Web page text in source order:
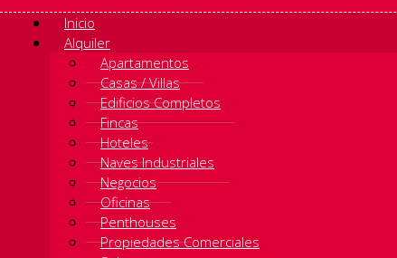
Inicio
Alquiler
Apartamentos
Casas / Villas
Edificios Completos
Fincas
Hoteles
Naves Industriales
Negocios
Oficinas
Penthouses
Propiedades Comerciales